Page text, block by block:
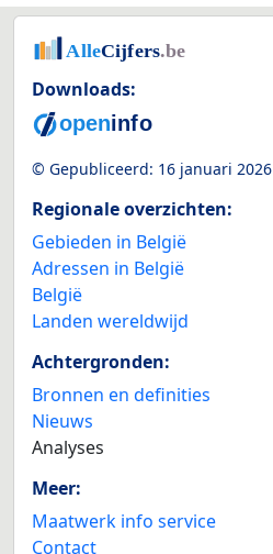
Downloads:
© Gepubliceerd: 16 januari 2026
Regionale overzichten:
Gebieden in België
Adressen in België
België
Landen wereldwijd
Achtergronden:
Bronnen en definities
Nieuws
Analyses
Meer:
Maatwerk info service
Contact